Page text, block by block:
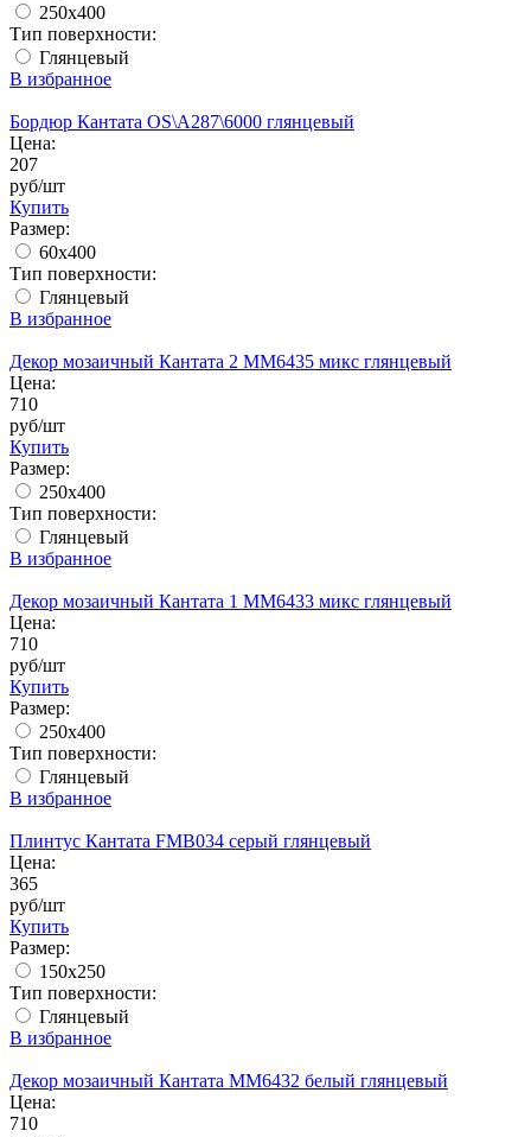
250x400
Тип поверхности:
Глянцевый
В избранное
Бордюр Кантата OS\A287\6000 глянцевый
Цена:
207
руб/шт
Купить
Размер:
60x400
Тип поверхности:
Глянцевый
В избранное
Декор мозаичный Кантата 2 MM6435 микс глянцевый
Цена:
710
руб/шт
Купить
Размер:
250x400
Тип поверхности:
Глянцевый
В избранное
Декор мозаичный Кантата 1 MM6433 микс глянцевый
Цена:
710
руб/шт
Купить
Размер:
250x400
Тип поверхности:
Глянцевый
В избранное
Плинтус Кантата FMB034 серый глянцевый
Цена:
365
руб/шт
Купить
Размер:
150x250
Тип поверхности:
Глянцевый
В избранное
Декор мозаичный Кантата MM6432 белый глянцевый
Цена:
710